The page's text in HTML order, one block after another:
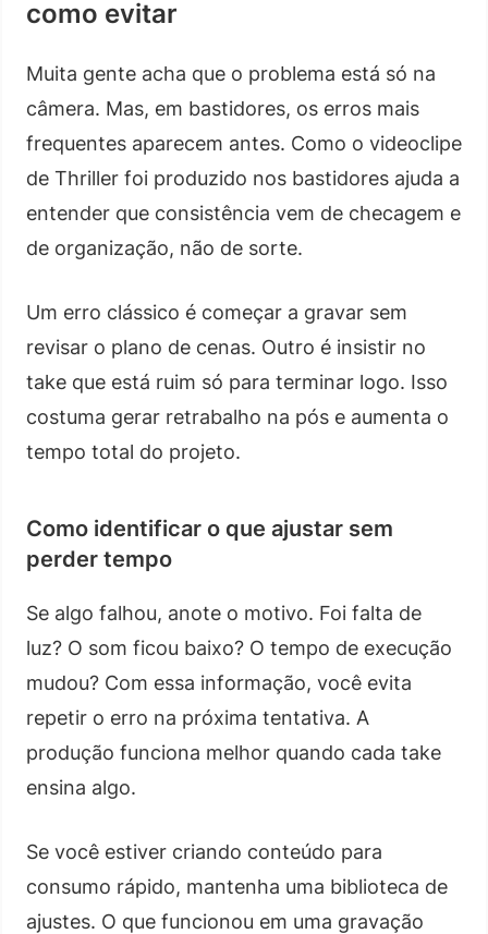
como evitar
Muita gente acha que o problema está só na
câmera. Mas, em bastidores, os erros mais
frequentes aparecem antes. Como o videoclipe
de Thriller foi produzido nos bastidores ajuda a
entender que consistência vem de checagem e
de organização, não de sorte.
Um erro clássico é começar a gravar sem
revisar o plano de cenas. Outro é insistir no
take que está ruim só para terminar logo. Isso
costuma gerar retrabalho na pós e aumenta o
tempo total do projeto.
Como identificar o que ajustar sem
perder tempo
Se algo falhou, anote o motivo. Foi falta de
luz? O som ficou baixo? O tempo de execução
mudou? Com essa informação, você evita
repetir o erro na próxima tentativa. A
produção funciona melhor quando cada take
ensina algo.
Se você estiver criando conteúdo para
consumo rápido, mantenha uma biblioteca de
ajustes. O que funcionou em uma gravação